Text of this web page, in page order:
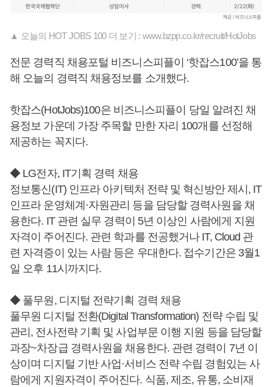
▲ 오늘의 HOT JOBS 100 더 보기 : www.bzpp.co.kr/recruit/HotJobs
전문 경력직 채용포털 비즈니스피플이 ‘핫잡스100’을 통
해 오늘의 경력직 채용정보를 소개했다.
핫잡스(HotJobs)100은 비즈니스피플이 당일 알려진 채
용정보 가운데 가장 주목할 만한 자리 100개를 선정해
제공하는 꼭지다.
◆ LG전자, IT기획 경력 채용
정보통신(IT) 인프라 아키텍처 전략 및 혁신방안 제시, IT
인프라 운영체계·자원관리 등을 담당할 경력사원을 채
용한다. IT 관련 실무 경력이 5년 이상인 사람에게 지원
자격이 주어진다. 관련 학과를 전공했거나 IT, Cloud 관
련 자격증이 있는 사람 등은 우대한다. 접수기간은 3월1
일 오후 11시까지다.
◆ 풀무원, 디지털 전략기획 경력 채용
풀무원 디지털 전환(Digital Transformation) 전략 수립 및
관리, 전사전략 기획 및 사업부문 이행 지원 등을 담당할
과장~차장급 경력사원을 채용한다. 관련 경력이 7년 이
상이며 디지털 기반 사업·서비스 전략 수립 경험있는 사
람에게 지원자격이 주어진다. 식품, 제조, 유통, 소비재